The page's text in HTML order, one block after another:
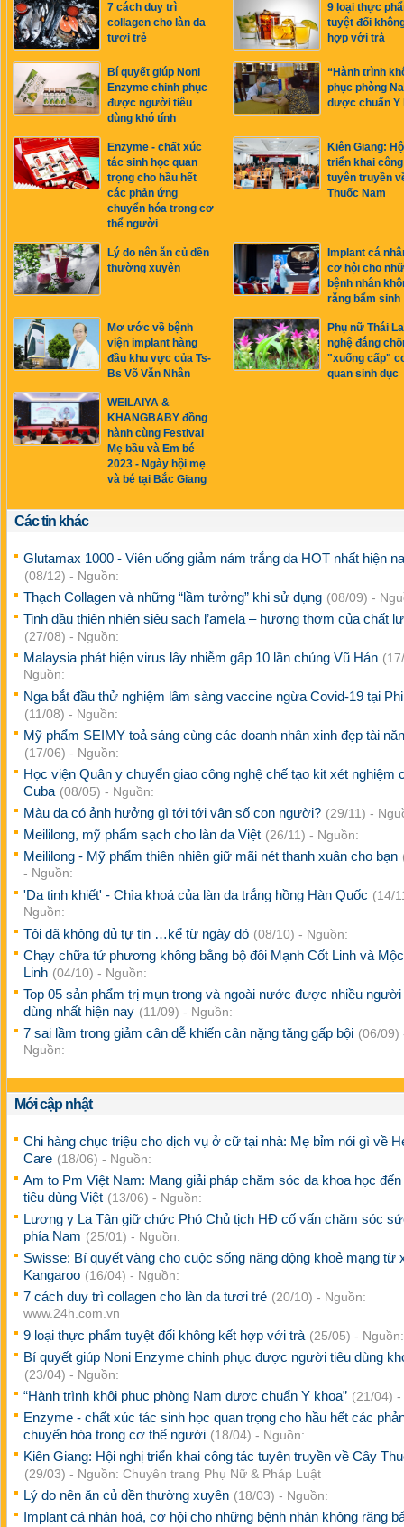
7 cách duy trì
collagen cho làn da
tươi trẻ
9 loại thực
tuyệt đối
hợp với trà
Bí quyết giúp Noni
Enzyme chinh phục
được người tiêu
dùng khó tính
“Hành trình
phục phòng
dược chuẩn Y
Enzyme - chất xúc
tác sinh học quan
trọng cho hầu hết
các phản ứng
chuyển hóa trong cơ
thể người
Kiên Giang:
triển khai
tuyên truyền
Thuốc Nam
Lý do nên ăn củ dền
thường xuyên
Implant cá
cơ hội cho
bệnh nhân
răng bẩm sinh
Mơ ước về bệnh
viện implant hàng
đầu khu vực của Ts-
Bs Võ Văn Nhân
Phụ nữ Thái
nghệ đắng
"xuống cấp"
quan sinh dục
WEILAIYA &
KHANGBABY đồng
hành cùng Festival
Mẹ bầu và Em bé
2023 - Ngày hội mẹ
và bé tại Bắc Giang
Các tin khác
Glutamax 1000 - Viên uống giảm nám trắng da HOT nhất hiện
(08/12) - Nguồn:
Thạch Collagen và những “lầm tưởng” khi sử dụng (08/09) -
Tinh dầu thiên nhiên siêu sạch l’amela – hương thơm của chất
(27/08) - Nguồn:
Malaysia phát hiện virus lây nhiễm gấp 10 lần chủng Vũ Hán
Nguồn:
Nga bắt đầu thử nghiệm lâm sàng vaccine ngừa Covid-19 tại
(11/08) - Nguồn:
Mỹ phẩm SEIMY toả sáng cùng các doanh nhân xinh đẹp tài
(17/06) - Nguồn:
Học viện Quân y chuyển giao công nghệ chế tạo kit xét nghiệm
Cuba (08/05) - Nguồn:
Màu da có ảnh hưởng gì tới tới vận số con người? (29/11) -
Meililong, mỹ phẩm sạch cho làn da Việt (26/11) - Nguồn:
Meililong - Mỹ phẩm thiên nhiên giữ mãi nét thanh xuân cho bạn
- Nguồn:
'Da tinh khiết' - Chìa khoá của làn da trắng hồng Hàn Quốc (14/
Nguồn:
Tôi đã không đủ tự tin …kể từ ngày đó (08/10) - Nguồn:
Chạy chữa tứ phương không bằng bộ đôi Mạnh Cốt Linh và
Linh (04/10) - Nguồn:
Top 05 sản phẩm trị mụn trong và ngoài nước được nhiều người
dùng nhất hiện nay (11/09) - Nguồn:
7 sai lầm trong giảm cân dễ khiến cân nặng tăng gấp bội (06/09)
Nguồn:
Mới cập nhật
Chi hàng chục triệu cho dịch vụ ở cữ tại nhà: Mẹ bỉm nói gì về
Care (18/06) - Nguồn:
Am to Pm Việt Nam: Mang giải pháp chăm sóc da khoa học
tiêu dùng Việt (13/06) - Nguồn:
Lương y La Tân giữ chức Phó Chủ tịch HĐ cố vấn chăm sóc
phía Nam (25/01) - Nguồn:
Swisse: Bí quyết vàng cho cuộc sống năng động khoẻ mạng từ
Kangaroo (16/04) - Nguồn:
7 cách duy trì collagen cho làn da tươi trẻ (20/10) - Nguồn:
www.24h.com.vn
9 loại thực phẩm tuyệt đối không kết hợp với trà (25/05) - Nguồn:
Bí quyết giúp Noni Enzyme chinh phục được người tiêu dùng
(23/04) - Nguồn:
“Hành trình khôi phục phòng Nam dược chuẩn Y khoa” (21/04)
Enzyme - chất xúc tác sinh học quan trọng cho hầu hết các
chuyển hóa trong cơ thể người (18/04) - Nguồn:
Kiên Giang: Hội nghị triển khai công tác tuyên truyền về Cây
(29/03) - Nguồn: Chuyên trang Phụ Nữ & Pháp Luật
Lý do nên ăn củ dền thường xuyên (18/03) - Nguồn:
Implant cá nhân hoá, cơ hội cho những bệnh nhân không răng